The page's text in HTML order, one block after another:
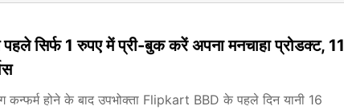
सिर्फ 1 रुपए में प्री-बुक करें अपना मनचाहा प्रोडक्‍ट, 11
कन्फर्म होने के बाद उपभोक्ता Flipkart BBD के पहले दिन यानी 16